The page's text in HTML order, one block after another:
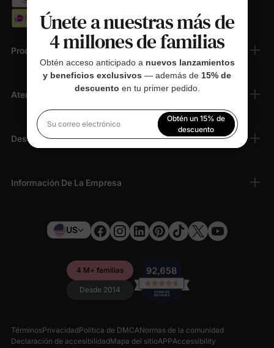
Productos
Atención Al Cliente
Descubrir
Información De La Empresa
US
4 M+ familias
Desde 2014
TérminosPrivacidadPolítica de DMCANormas de la comunidad
Declaración de accesibilidadMapa del sitioAPPAccessibility
Únete a nuestras más de
4 millones de familias
Obtén acceso anticipado a nuevos lanzamientos
y beneficios exclusivos — además de 15% de
descuento en tu primer pedido.
Su correo electrónico
Obtén un 15% de
descuento